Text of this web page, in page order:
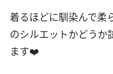
着るほどに馴染んで柔
のシルエットかどうか
ます❤️